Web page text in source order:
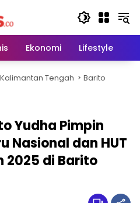
Ekonomi Lifestyle
Kalimantan Tengah
Barito
Yudha Pimpin
Nasional dan HUT
2025 di Barito